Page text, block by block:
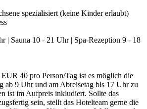
spezialisiert (keine Kinder erlaubt)
| Sauna 10 - 21 Uhr | Spa-Rezeption 9 - 18
40 pro Person/Tag ist es möglich die
ab 9 Uhr und am Abreisetag bis 17 Uhr zu
ist im Aufpreis inkludiert. Sollte das
sein, stellt das Hotelteam gerne die